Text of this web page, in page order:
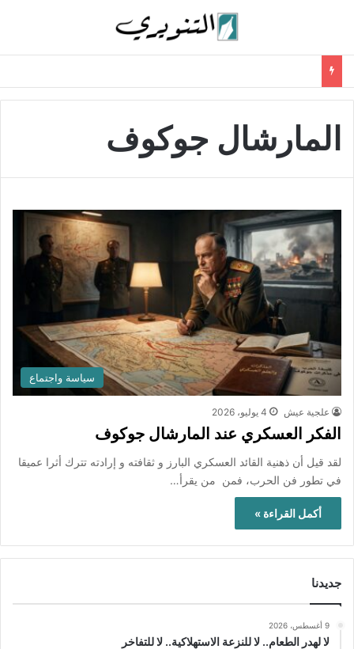
المارشال جوكوف
سياسة واجتماع
علجية عيش 4 يوليو، 2026
الفكر العسكري عند المارشال جوكوف
لقد قيل أن ذهنية القائد العسكري البارز و ثقافته و إرادته تترك أثرا عميقا
في تطور فن الحرب، فمن من يقرأ…
أكمل القراءة »
جديدنا
9 أغسطس، 2026
لا لهدر الطعام.. لا للنزعة الاستهلاكية.. لا للتفاخر